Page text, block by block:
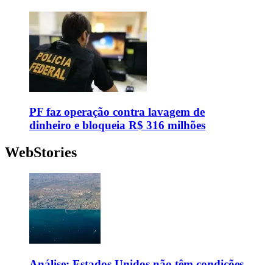
PF faz operação contra lavagem de
dinheiro e bloqueia R$ 316 milhões
WebStories